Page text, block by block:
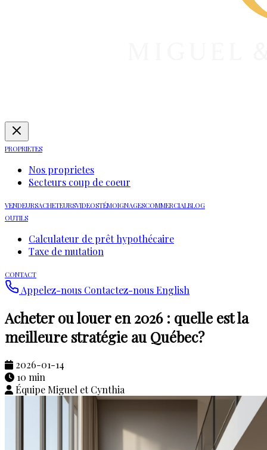
PROPRIETES
Nos proprietes
Secteurs coup de coeur
VENDEURSACHETEURSVIDEOSTÉMOIGNAGESCOMMERCIALBLOG
OUTILS
Calculateur de prêt hypothécaire
Taxe de mutation
CONTACT
Appelez-nous Contactez-nousEnglish
Acheter ou louer en 2026 : quelle est la
meilleure stratégie au Québec?
2026-01-14
10 min
Équipe Miguel et Cynthia